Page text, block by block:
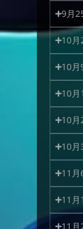
9月
10月
10月
10月
10月
10月
11月
11月
11月